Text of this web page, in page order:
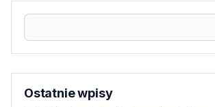
Ostatnie wpisy